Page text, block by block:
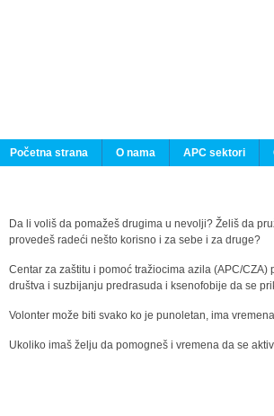
Početna strana
O nama APC sektori
Da li voliš da pomažeš drugima u nevolji? Želiš da
provedeš radeći nešto korisno i za sebe i za druge?
Centar za zaštitu i pomoć tražiocima azila (APC/
društva i suzbijanju predrasuda i ksenofobije da se
Volonter može biti svako ko je punoletan, ima
Ukoliko imaš želju da pomogneš i vremena da se